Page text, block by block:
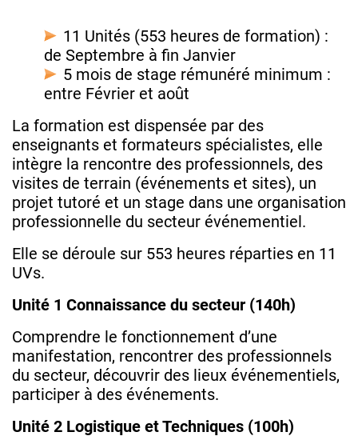
11 Unités (553 heures de formation) :
de Septembre à fin Janvier
5 mois de stage rémunéré minimum :
entre Février et août
La formation est dispensée par des
enseignants et formateurs spécialistes, elle
intègre la rencontre des professionnels, des
visites de terrain (événements et sites), un
projet tutoré et un stage dans une organisation
professionnelle du secteur événementiel.
Elle se déroule sur 553 heures réparties en 11
UVs.
Unité 1 Connaissance du secteur (140h)
Comprendre le fonctionnement d’une
manifestation, rencontrer des professionnels
du secteur, découvrir des lieux événementiels,
participer à des événements.
Unité 2 Logistique et Techniques (100h)